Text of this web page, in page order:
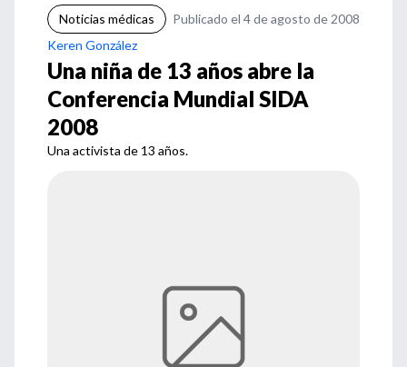
Noticias médicas
Publicado el 4 de agosto de 2008
Keren González
Una niña de 13 años abre la
Conferencia Mundial SIDA
2008
Una activista de 13 años.